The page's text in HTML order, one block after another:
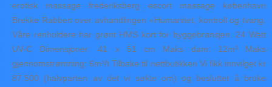
erotisk massage frederiksberg escort massage københavn
Brekke Rabben over avhandlingen «Humanitet, kontroll og tvang.
Våre renholdere har grønt HMS kort for byggebransjen. 24 Watt
UV-C Dimensjoner: 41 x 51 cm Maks dam: 12m³ Maks
gjennomstrømning: 6m³/t Tilbake til nettbutikken Vi fikk innvilget kr
87.500 (halvparten av det vi søkte om) og besluttet å bruke